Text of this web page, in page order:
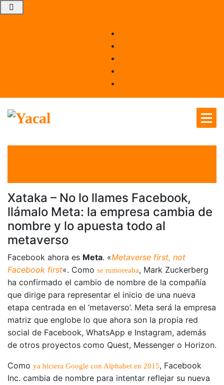
Xataka – No lo llames Facebook,
llámalo Meta: la empresa cambia de
nombre y lo apuesta todo al
metaverso
Facebook ahora es Meta. «Metaverse first, not
Facebook first«. Como se rumoreaba, Mark Zuckerberg
ha confirmado el cambio de nombre de la compañía
que dirige para representar el inicio de una nueva
etapa centrada en el ‘metaverso’. Meta será la empresa
matriz que englobe lo que ahora son la propia red
social de Facebook, WhatsApp e Instagram, además
de otros proyectos como Quest, Messenger o Horizon.
Como ya hiciera Google con Alphabet en 2015, Facebook
Inc. cambia de nombre para intentar reflejar su nueva